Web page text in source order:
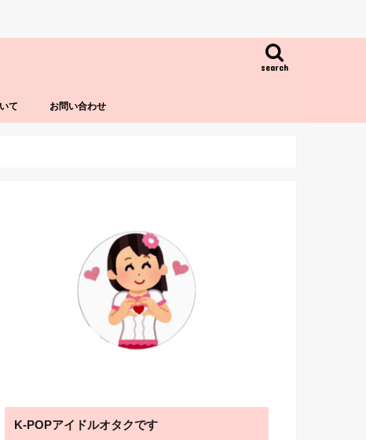
search
て お問い合わせ
K-POPアイドルオタクです